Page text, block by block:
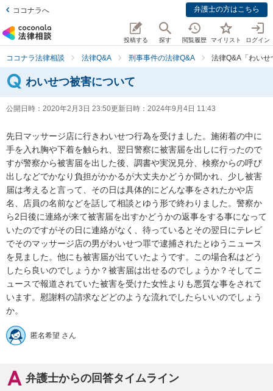
ココナラへ 弁護士の方はこちら
投稿する 探す 閲覧履歴 マイリスト ログイン
ココナラ法律相談 法律Q&A 刑事事件の法律Q&A 法律Q&A「わい
わいせつ被害について
公開日時： 2020年2月3日 23:50更新日時： 2024年9月4日 11:43
先日マッサージ店に行きわいせつ行為を受けました。施術着の中に
手を入れ胸や下着を触られ、翌日警察に被害届を出しに行ったので
すが警察から被害届を出した後、調書や実況見分、検察からの呼び
出しなどでかなり負担がかかるが大丈夫かどうか聞かれ、少し被害
届は考えると言って、その日は具体的にどんな事をされたかや店
名、店員の名前などを話して相談とゆう形で終わりました。警察か
ら2日後に連絡が来て被害届を出すかどうかの返事をする事になって
いたのですがその日に連絡がなく、待っているとその翌日にテレビ
でそのマッサージ店の男がわいせつ罪で逮捕されたとゆうニュース
を見ました。他にも被害届が出ていたようです。この場合私はどう
したら良いのでしょうか？被害届は出せるのでしょうか？そしてニ
ュースで報道されていた被害を受けた女性よりも悪質な事をされて
います。慰謝料の請求などどのような流れでしたらいいのでしょう
か。
匿名希望 さん
弁護士からの回答タイムライン